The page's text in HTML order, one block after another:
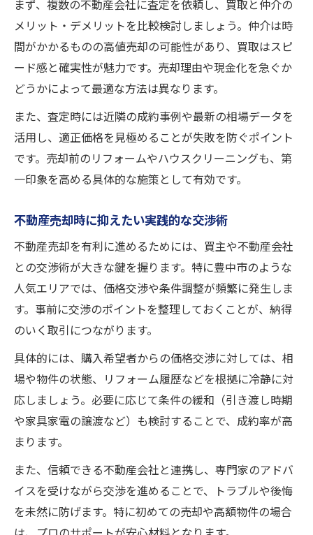
まず、複数の不動産会社に査定を依頼し、買取と仲介の
メリット・デメリットを比較検討しましょう。仲介は時
間がかかるものの高値売却の可能性があり、買取はスピ
ード感と確実性が魅力です。売却理由や現金化を急ぐか
どうかによって最適な方法は異なります。
また、査定時には近隣の成約事例や最新の相場データを
活用し、適正価格を見極めることが失敗を防ぐポイント
です。売却前のリフォームやハウスクリーニングも、第
一印象を高める具体的な施策として有効です。
不動産売却時に抑えたい実践的な交渉術
不動産売却を有利に進めるためには、買主や不動産会社
との交渉術が大きな鍵を握ります。特に豊中市のような
人気エリアでは、価格交渉や条件調整が頻繁に発生しま
す。事前に交渉のポイントを整理しておくことが、納得
のいく取引につながります。
具体的には、購入希望者からの価格交渉に対しては、相
場や物件の状態、リフォーム履歴などを根拠に冷静に対
応しましょう。必要に応じて条件の緩和（引き渡し時期
や家具家電の譲渡など）も検討することで、成約率が高
まります。
また、信頼できる不動産会社と連携し、専門家のアドバ
イスを受けながら交渉を進めることで、トラブルや後悔
を未然に防げます。特に初めての売却や高額物件の場合